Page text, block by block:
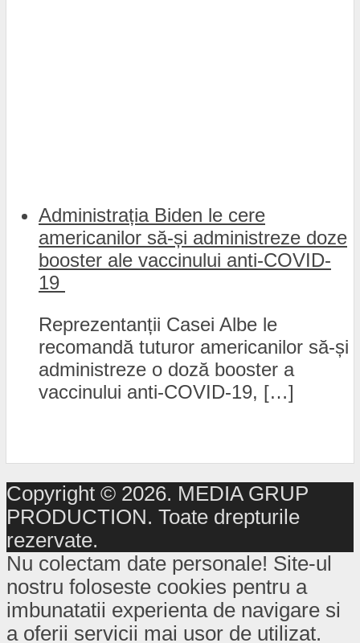
Administrația Biden le cere
americanilor să-și administreze doze
booster ale vaccinului anti-COVID-
19
Reprezentanții Casei Albe le
recomandă tuturor americanilor să-și
administreze o doză booster a
vaccinului anti-COVID-19, […]
Copyright © 2026. MEDIA GRUP
PRODUCTION. Toate drepturile
rezervate.
Nu colectam date personale! Site-ul
nostru foloseste cookies pentru a
imbunatatii experienta de navigare si
a oferii servicii mai usor de utilizat.